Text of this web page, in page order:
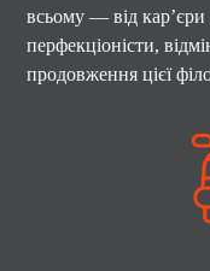
всьому — від
перфекціоністи,
продовження цієї